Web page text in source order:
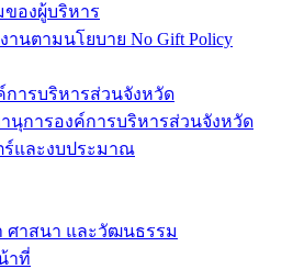
องผู้บริหาร
านตามนโยบาย No Gift Policy
ารบริหารส่วนจังหวัด
นุการองค์การบริหารส่วนจังหวัด
ร์และงบประมาณ
ศาสนา และวัฒนธรรม
าที่